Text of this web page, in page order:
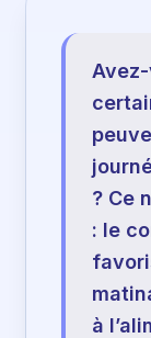
? Ce
: le
à